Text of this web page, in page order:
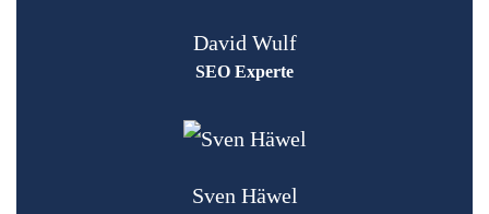
David Wulf
SEO Experte
Sven Häwel